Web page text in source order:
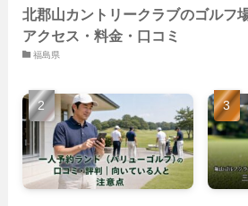
北郡山カントリークラブのゴルフ
アクセス・料金・口コミ
福島県